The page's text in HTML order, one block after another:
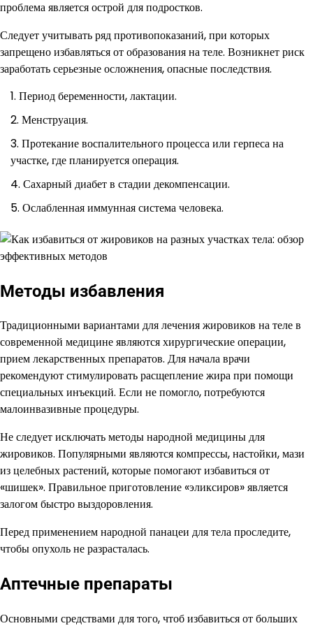
проблема является острой для подростков.
Следует учитывать ряд противопоказаний, при которых
запрещено избавляться от образования на теле. Возникнет риск
заработать серьезные осложнения, опасные последствия.
Период беременности, лактации.
Менструация.
Протекание воспалительного процесса или герпеса на
участке, где планируется операция.
Сахарный диабет в стадии декомпенсации.
Ослабленная иммунная система человека.
Методы избавления
Традиционными вариантами для лечения жировиков на теле в
современной медицине являются хирургические операции,
прием лекарственных препаратов. Для начала врачи
рекомендуют стимулировать расщепление жира при помощи
специальных инъекций. Если не помогло, потребуются
малоинвазивные процедуры.
Не следует исключать методы народной медицины для
жировиков. Популярными являются компрессы, настойки, мази
из целебных растений, которые помогают избавиться от
«шишек». Правильное приготовление «эликсиров» является
залогом быстро выздоровления.
Перед применением народной панацеи для тела проследите,
чтобы опухоль не разрасталась.
Аптечные препараты
Основными средствами для того, чтоб избавиться от больших